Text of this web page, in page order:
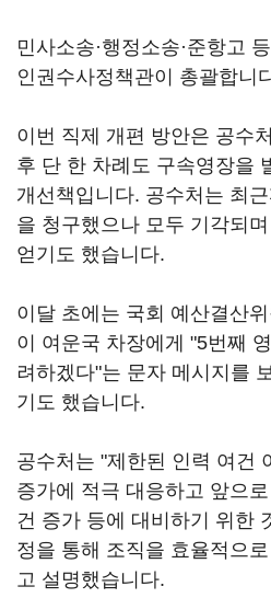
민사소송·행정소송·준항고
인권수사정책관이 총괄합니
이번 직제 개편 방안은 공수
후 단 한 차례도 구속영장을
개선책입니다. 공수처는 최
을 청구했으나 모두 기각되
얻기도 했습니다.
이달 초에는 국회 예산결산
이 여운국 차장에게 "5번째
려하겠다"는 문자 메시지를
기도 했습니다.
공수처는 "제한된 인력 여건
증가에 적극 대응하고 앞으
건 증가 등에 대비하기 위한
정을 통해 조직을 효율적으
고 설명했습니다.